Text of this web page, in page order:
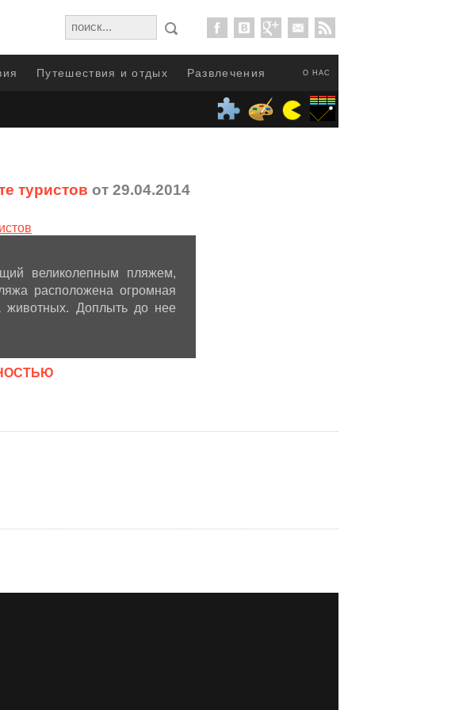
О НАС
Путешествия и отдых Развлечения
туристов от 29.04.2014
великолепным пляжем,
расположена огромная
животных. Доплыть до нее